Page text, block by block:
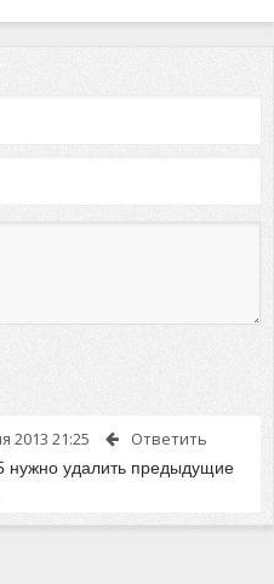
2013 21:25 Ответить
нужно удалить предыдущие